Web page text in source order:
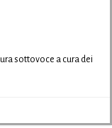
sottovoce a cura dei